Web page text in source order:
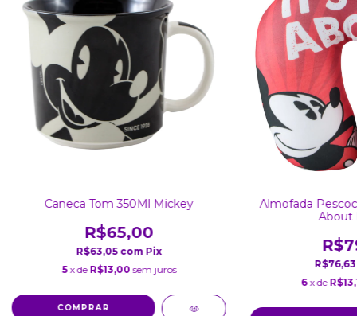
Caneca Tom 350Ml Mickey
R$65,00
R$63,05 com Pix
5 x de R$13,00 sem juros
Almofada
About
6 x de